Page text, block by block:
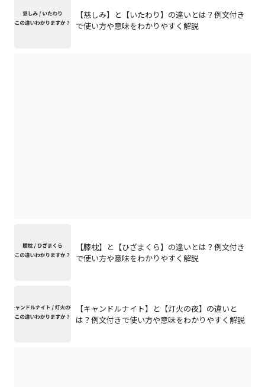
【慈しみ】と【いたわり】の違いとは？例文付き
で使い方や意味をわかりやすく解説
【膝枕】と【ひざまくら】の違いとは？例文付き
で使い方や意味をわかりやすく解説
【キャンドルナイト】と【灯火の夜】の違いと
は？例文付きで使い方や意味をわかりやすく解説